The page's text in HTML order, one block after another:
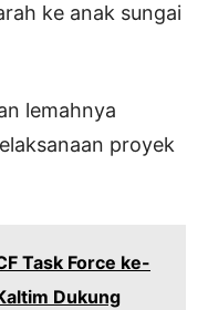
ke anak sungai
lemahnya
proyek
Task Force ke-
Dukung